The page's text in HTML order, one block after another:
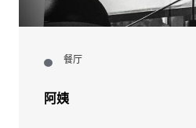
餐厅
阿姨